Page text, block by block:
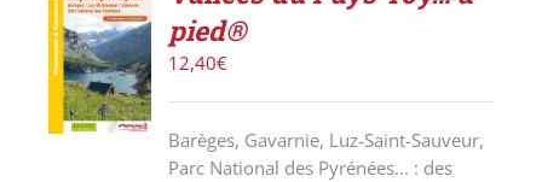
ACHETER
LE
PRODUIT
/
DÉTAILS
pied®
12,40€
Barèges, Gavarnie, Luz-Saint-Sauveur,
Parc National des Pyrénées... : des